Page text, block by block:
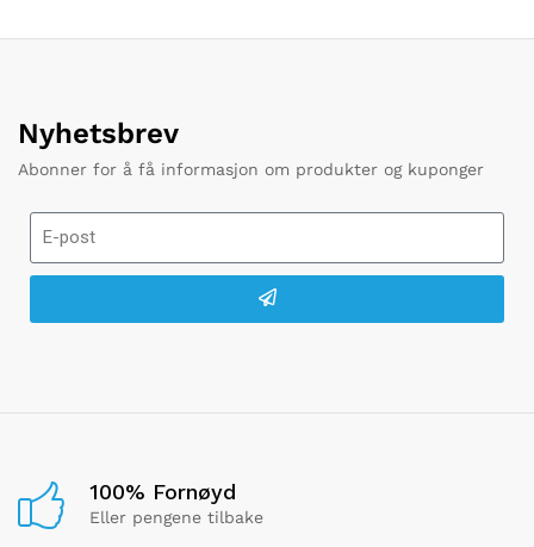
Nyhetsbrev
Abonner for å få informasjon om produkter og kuponger
100% Fornøyd
Eller pengene tilbake